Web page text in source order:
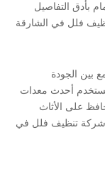
بأدق التفاصيل
فلل في الشارقة
بين الجودة
نستخدم أحدث معدات
على الأثاث
شركة تنظيف فلل في